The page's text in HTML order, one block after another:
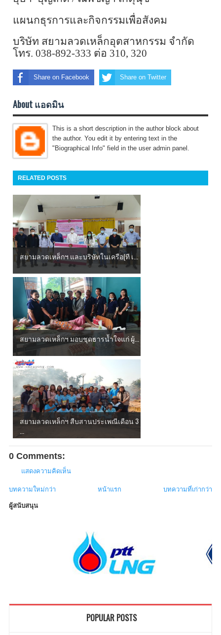
แผนกธุรการและกิจกรรมเพื่อสังคม
บริษัท สยามลวดเหล็กอุตสาหกรรม จำกัด
โทร. 038-892-333 ต่อ 310, 320
Share on Facebook Share on Twitter
About แอดมิน
This is a short description in the author block about
the author. You edit it by entering text in the
"Biographical Info" field in the user admin panel.
RELATED POSTS
สยามลวดเหล็กฯ และบริษัทในเครือ(ที เ...
สยามลวดเหล็กฯ มอบชุดธารน้ำใจแก่ ผู้...
สยามลวดเหล็กฯ สืบสานประเพณีเดือน 3
0 Comments:
แสดงความคิดเห็น
บทความใหม่กว่า บทความที่เก่ากว่า
หน้าแรก
ผู้สนับสนุน
POPULAR POSTS